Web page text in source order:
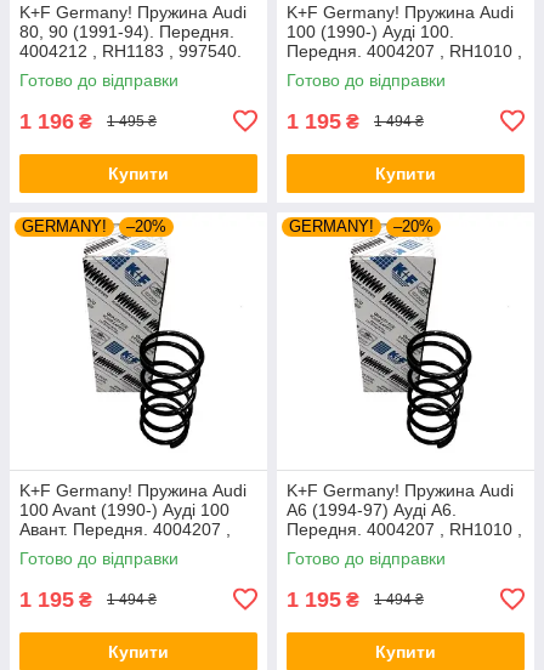
K+F Germany! Пружина Audi
80, 90 (1991-94). Передня.
4004212 , RH1183 , 997540.
К+Ф Німеччина
Готово до відправки
1 196 ₴ 1 495 ₴
Купити
K+F Germany! Пружина Audi
100 (1990-) Ауді 100.
Передня. 4004207 , RH1010 ,
997224. К+Ф Німеччина
Готово до відправки
1 195 ₴ 1 494 ₴
Купити
GERMANY! –20%
K+F Germany! Пружина Audi
100 Avant (1990-) Ауді 100
Авант. Передня. 4004207 ,
RH1010 , 997224. К+Ф
Німеччина
Готово до відправки
1 195 ₴ 1 494 ₴
Купити
GERMANY! –20%
K+F Germany! Пружина Audi
A6 (1994-97) Ауді А6.
Передня. 4004207 , RH1010 ,
997224. К+Ф Німеччина
Готово до відправки
1 195 ₴ 1 494 ₴
Купити